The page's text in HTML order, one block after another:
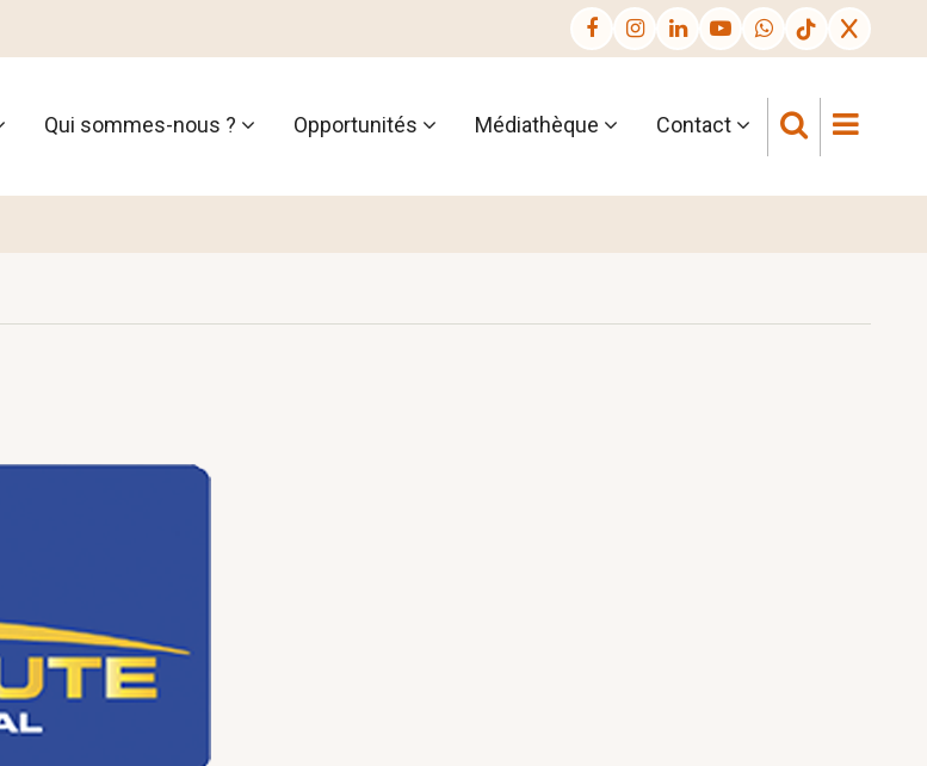
Qui sommes-nous ? Opportunités Médiathèque Contact